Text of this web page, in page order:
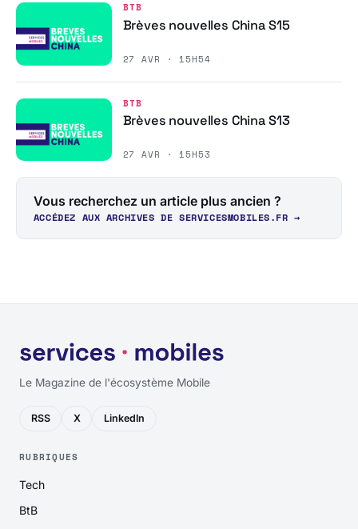
BTB
Brèves nouvelles China S15
27 AVR · 15H54
BTB
Brèves nouvelles China S13
27 AVR · 15H53
Vous recherchez un article plus ancien ?
ACCÉDEZ AUX ARCHIVES DE SERVICESMOBILES.FR →
Le Magazine de l'écosystème Mobile
RSS X LinkedIn
RUBRIQUES
Tech
BtB